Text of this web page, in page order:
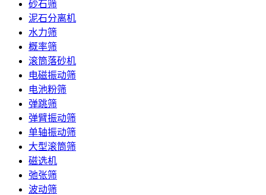
砂石筛
泥石分离机
水力筛
概率筛
滚筒落砂机
电磁振动筛
电池粉筛
弹跳筛
弹臂振动筛
单轴振动筛
大型滚筒筛
磁选机
弛张筛
波动筛